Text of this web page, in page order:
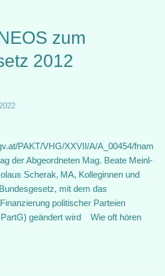
zum
2012
PAKT/VHG/XXVII/A/A_00454/fnam
der Abgeordneten Mag. Beate Meinl-
Scherak‚ MA, Kolleginnen und
mit dem das
politischer Parteien
geändert wird Wie oft hören